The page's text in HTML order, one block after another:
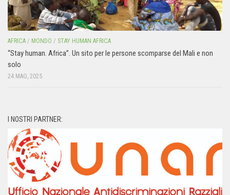
AFRICA / MONDO / STAY HUMAN AFRICA
“Stay human. Africa”. Un sito per le persone scomparse del Mali e non
solo
24 MAG, 2025
I NOSTRI PARTNER: